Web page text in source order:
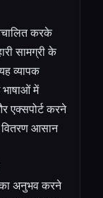
करके
सामग्री के
व्यापक
में
एक्सपोर्ट करने
वितरण आसान
अनुभव करने